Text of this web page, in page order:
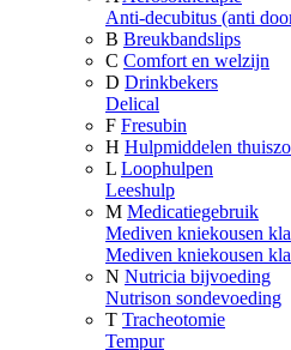
Anti-decubitus (anti
B Breukbandslips
C Comfort en welzijn
D Drinkbekers
Delical
F Fresubin
H Hulpmiddelen
L Loophulpen
Leeshulp
M Medicatiegebruik
Mediven kniekousen
Mediven kniekousen
N Nutricia bijvoeding
Nutrison sondevoeding
T Tracheotomie
Tempur